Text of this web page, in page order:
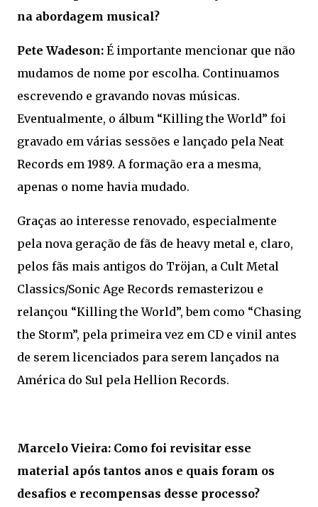
na abordagem musical?
Pete Wadeson: É importante mencionar que não
mudamos de nome por escolha. Continuamos
escrevendo e gravando novas músicas.
Eventualmente, o álbum “Killing the World” foi
gravado em várias sessões e lançado pela Neat
Records em 1989. A formação era a mesma,
apenas o nome havia mudado.
Graças ao interesse renovado, especialmente
pela nova geração de fãs de heavy metal e, claro,
pelos fãs mais antigos do Tröjan, a Cult Metal
Classics/Sonic Age Records remasterizou e
relançou “Killing the World”, bem como “Chasing
the Storm”, pela primeira vez em CD e vinil antes
de serem licenciados para serem lançados na
América do Sul pela Hellion Records.
Marcelo Vieira: Como foi revisitar esse
material após tantos anos e quais foram os
desafios e recompensas desse processo?